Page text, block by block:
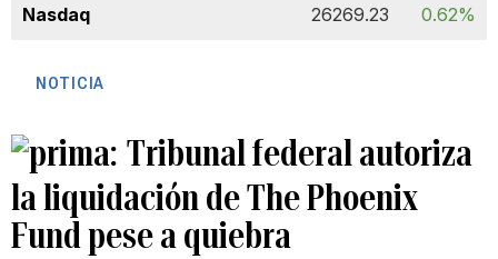
Nasdaq
26269.23 0.62%
NOTICIA
Tribunal federal autoriza
la liquidación de The Phoenix
Fund pese a quiebra